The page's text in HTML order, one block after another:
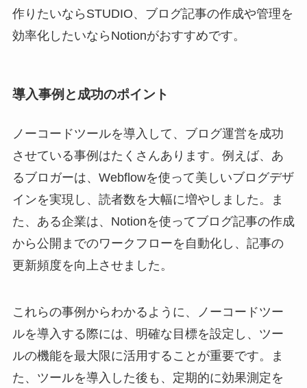
作りたいならSTUDIO、ブログ記事の作成や管理を
効率化したいならNotionがおすすめです。
導入事例と成功のポイント
ノーコードツールを導入して、ブログ運営を成功
させている事例はたくさんあります。例えば、あ
るブロガーは、Webflowを使って美しいブログデザ
インを実現し、読者数を大幅に増やしました。ま
た、ある企業は、Notionを使ってブログ記事の作成
から公開までのワークフローを自動化し、記事の
更新頻度を向上させました。
これらの事例からわかるように、ノーコードツー
ルを導入する際には、明確な目標を設定し、ツー
ルの機能を最大限に活用することが重要です。ま
た、ツールを導入した後も、定期的に効果測定を